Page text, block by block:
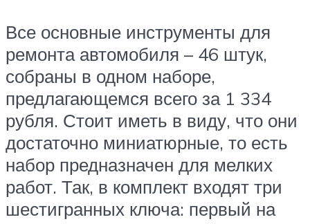
Все основные инструменты для
ремонта автомобиля – 46 штук,
собраны в одном наборе,
предлагающемся всего за 1 334
рубля. Стоит иметь в виду, что они
достаточно миниатюрные, то есть
набор предназначен для мелких
работ. Так, в комплект входят три
шестигранных ключа: первый на